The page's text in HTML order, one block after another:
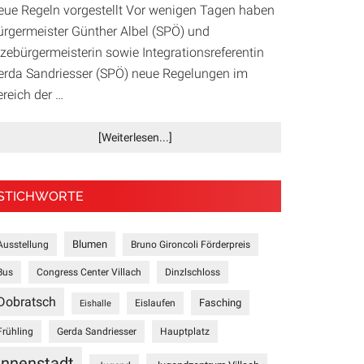
Regeln vorgestellt Vor wenigen Tagen haben
Günther Albel (SPÖ) und
sowie Integrationsreferentin
Sandriesser (SPÖ) neue Regelungen im
der …
[Weiterlesen...]Infos
Maßstäbe
der
Sozialhilfe
Blumen Bruno Gironcoli Förderpreis
Congress Center Villach Dinzlschloss
Eishalle Eislaufen Fasching
Gerda Sandriesser Hauptplatz